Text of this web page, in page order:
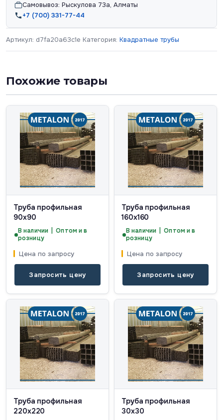
Самовывоз: Рыскулова 73а, Алматы
+7 (700) 331-77-44
Артикул: d7fa20a63c1e Категория: Квадратные трубы
Похожие товары
Труба профильная
90х90
В наличии | Оптом и в
розницу
Цена по запросу
Запросить цену
Труба профильная
160х160
В наличии | Оптом и в
розницу
Цена по запросу
Запросить цену
Труба профильная
220х220
Труба профильная
30х30